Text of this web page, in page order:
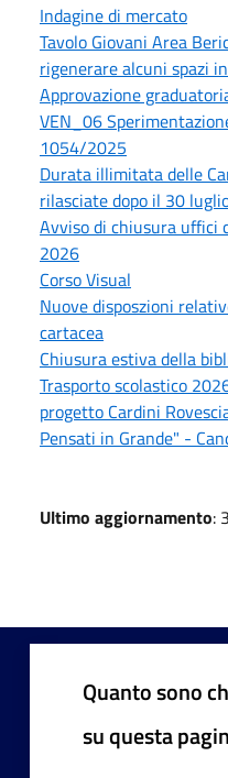
Indagine di mercato
Tavolo Giovani Area
rigenerare alcuni spazi
Approvazione
VEN_06
1054/2025
Durata illimitata delle
rilasciate dopo il 30
Avviso di chiusura uffici
2026
Corso Visual
Nuove disposzioni
cartacea
Chiusura estiva della
Trasporto scolastico
progetto Cardini
Pensati in Grande" -
Ultimo aggiornamento:
Quanto sono
su questa